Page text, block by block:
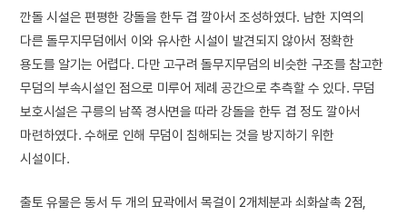
깐돌 시설은 편평한 강돌을 한두 겹 깔아서 조성하였다. 남한 지역의
다른 돌무지무덤에서 이와 유사한 시설이 발견되지 않아서 정확한
용도를 알기는 어렵다. 다만 고구려 돌무지무덤의 비슷한 구조를 참고한
무덤의 부속시설인 점으로 미루어 제례 공간으로 추측할 수 있다. 무덤
보호시설은 구릉의 남쪽 경사면을 따라 강돌을 한두 겹 정도 깔아서
마련하였다. 수해로 인해 무덤이 침해되는 것을 방지하기 위한
시설이다.
출토 유물은 동서 두 개의 묘곽에서 목걸이 2개체분과 쇠화살촉 2점,